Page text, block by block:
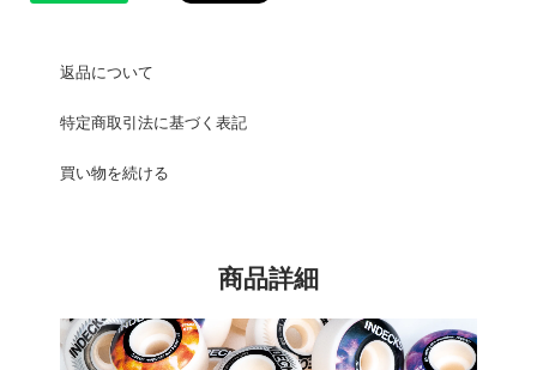
返品について
特定商取引法に基づく表記
買い物を続ける
商品詳細